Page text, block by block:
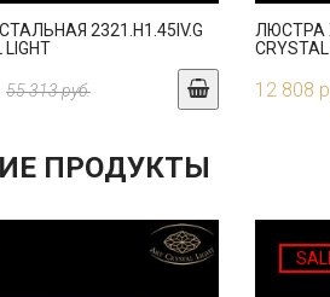
2321.H1.45IV.G
LIGHT
55 313 руб.
ЛЮСТРА
12 808
ПРОДУКТЫ